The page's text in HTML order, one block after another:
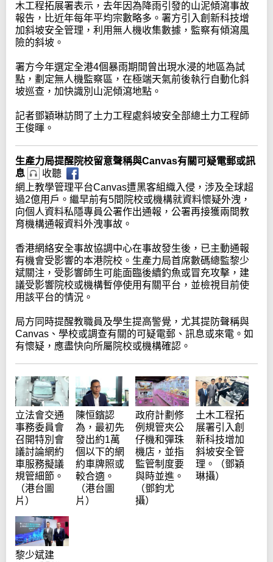
木工程拓展署表示，去年因為降雨引發的山泥傾瀉事故
報告，比近年每年平均宗數略多。署方引入創新科技增
加斜坡安全管理，利用無人機收集數據，監察有傾瀉風
險的斜坡。
署方今年選定全港4個暴雨期間曾出現水浸的地區為試
點，劃定無人機監察區，在極端天氣前後執行自動化斜
坡巡查，加快識別山泥傾瀉地點。
記者鄧穎琳訪問了土力工程處斜坡安全部總土力工程師
王俊暉。
生產力局提醒院校留意聲稱與Canvas有關可疑電郵或訊
息
收聽
網上教學管理平台Canvas遭黑客組織入侵，涉及全球超
過2億用戶。繼早前有5間院校或機構就資料懷疑外洩，
向個人資料私隱專員公署作出通報，公署再接獲兩間教
育機構通報資料外洩事故。
香港網絡安全事故協調中心在事故發生後，已主動通報
有機會受影響的本港院校。生產力局首席數碼總監黎少
斌關注，受影響師生可能面臨後續釣魚或冒充攻擊，建
議受影響院校或機構暫停使用有關平台，並檢視目前使
用該平台的情況。
局方同時提醒教職員及學生提高警覺，尤其提防聲稱與
Canvas、學校或調查有關的可疑電郵、訊息或來電。如
有懷疑，應盡快向所屬院校或機構確認。
立法會交通
事務委員會
召開特別會
議討論網約
車服務擬議
規管細節。
（港台圖
片）
陳恒鑌認
為，最初先
發出約1萬
個以下的網
約車牌照或
較合適。
（港台圖
片）
政府計劃修
例規管夾公
仔機和彈珠
機店，並指
監管制度要
與時並進。
（鄧鈞尤
攝）
土木工程拓
展署引入創
新科技增加
斜坡安全管
理。（鄧穎
琳攝）
黎少斌建